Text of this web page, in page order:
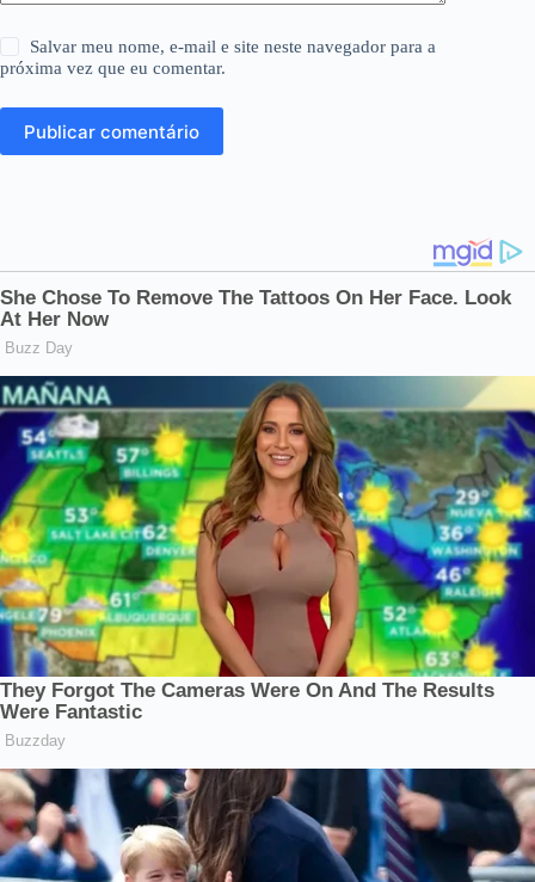
Salvar meu nome, e-mail e site neste navegador para a
próxima vez que eu comentar.
Publicar comentário